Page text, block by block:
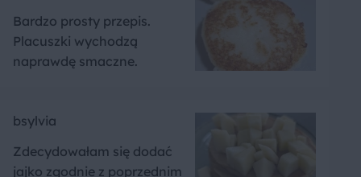
Bardzo prosty przepis.
Placuszki wychodzą
naprawdę smaczne.
bsylvia
Zdecydowałam się dodać
jajko zgodnie z poprzednim